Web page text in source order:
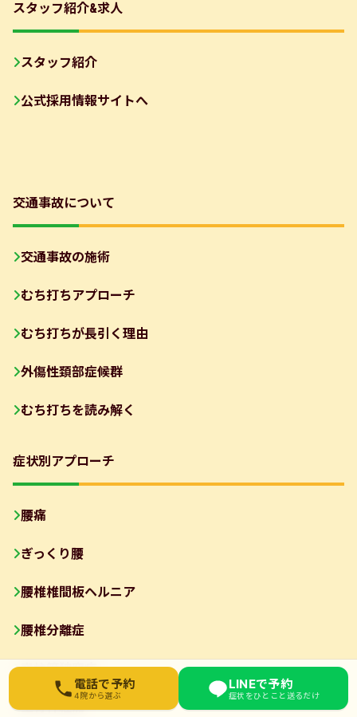
スタッフ紹介&求人
スタッフ紹介
公式採用情報サイトへ
交通事故について
交通事故の施術
むち打ちアプローチ
むち打ちが長引く理由
外傷性頚部症候群
むち打ちを読み解く
症状別アプローチ
腰痛
ぎっくり腰
腰椎椎間板ヘルニア
腰椎分離症
脊柱管狭窄症
坐骨神経痛
お近くの院を選んでください
東武練馬院 03-6912-3076
電話で予約
4院から選ぶ
LINEで予約
症状をひとこと送るだけ